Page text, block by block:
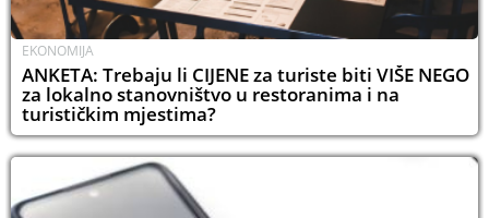
EKONOMIJA
ANKETA: Trebaju li CIJENE za turiste biti VIŠE NEGO
za lokalno stanovništvo u restoranima i na
turističkim mjestima?